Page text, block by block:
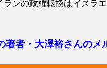
ランの政権転換はイスラ
著者・大澤裕さんのメ